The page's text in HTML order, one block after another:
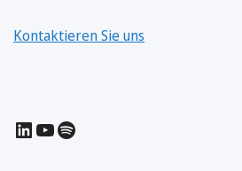
Kontaktieren Sie uns
LinkedIn
YouTube
Spotify